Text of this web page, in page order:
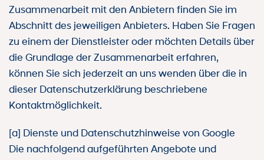
Zusammenarbeit mit den Anbietern finden Sie im
Abschnitt des jeweiligen Anbieters. Haben Sie Fragen
zu einem der Dienstleister oder möchten Details über
die Grundlage der Zusammenarbeit erfahren,
können Sie sich jederzeit an uns wenden über die in
dieser Datenschutzerklärung beschriebene
Kontaktmöglichkeit.
[a] Dienste und Datenschutzhinweise von Google
Die nachfolgend aufgeführten Angebote und